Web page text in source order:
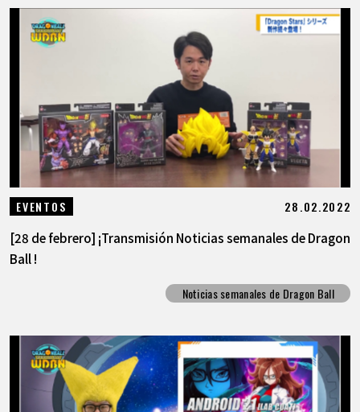
EVENTOS 28.02.2022
[28 de febrero] ¡Transmisión Noticias semanales de Dragon
Ball !
Noticias semanales de Dragon Ball